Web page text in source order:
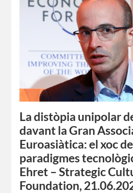
La distòpia unipolar
davant la Gran
Euroasiàtica: el xoc
paradigmes
Ehret – Strategic
Foundation,